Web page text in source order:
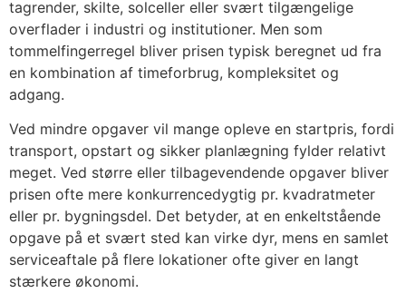
tagrender, skilte, solceller eller svært tilgængelige
overflader i industri og institutioner. Men som
tommelfingerregel bliver prisen typisk beregnet ud fra
en kombination af timeforbrug, kompleksitet og
adgang.
Ved mindre opgaver vil mange opleve en startpris, fordi
transport, opstart og sikker planlægning fylder relativt
meget. Ved større eller tilbagevendende opgaver bliver
prisen ofte mere konkurrencedygtig pr. kvadratmeter
eller pr. bygningsdel. Det betyder, at en enkeltstående
opgave på et svært sted kan virke dyr, mens en samlet
serviceaftale på flere lokationer ofte giver en langt
stærkere økonomi.